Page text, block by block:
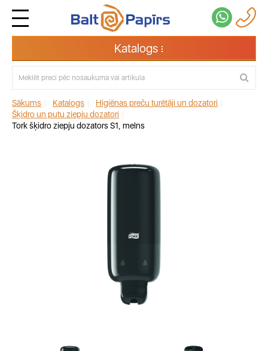
Katalogs
Sākums Katalogs Higiēnas preču turētāji un dozatori
Šķidro un putu ziepju dozatori
Tork šķidro ziepju dozators S1, melns